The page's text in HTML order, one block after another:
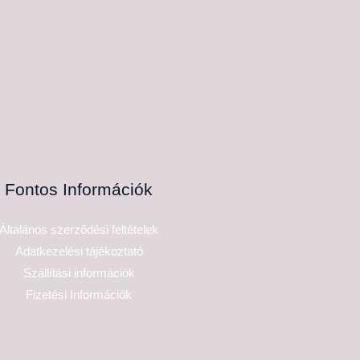
Fontos Információk
Általános szerződési feltételek
Adatkezelési tájékoztató
Szállítási információk
Fizetési Információk